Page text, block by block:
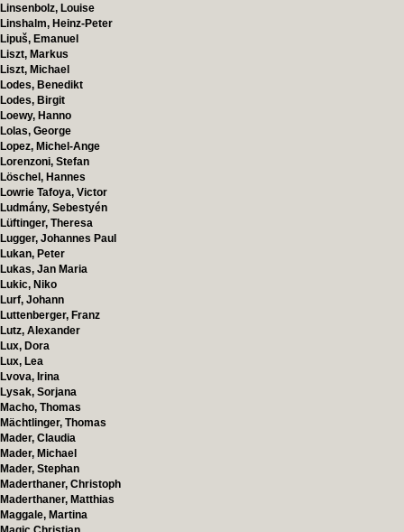
Linsenbolz, Louise
Linshalm, Heinz-Peter
Lipuš, Emanuel
Liszt, Markus
Liszt, Michael
Lodes, Benedikt
Lodes, Birgit
Loewy, Hanno
Lolas, George
Lopez, Michel-Ange
Lorenzoni, Stefan
Löschel, Hannes
Lowrie Tafoya, Victor
Ludmány, Sebestyén
Lüftinger, Theresa
Lugger, Johannes Paul
Lukan, Peter
Lukas, Jan Maria
Lukic, Niko
Lurf, Johann
Luttenberger, Franz
Lutz, Alexander
Lux, Dora
Lux, Lea
Lvova, Irina
Lysak, Sorjana
Macho, Thomas
Mächtlinger, Thomas
Mader, Claudia
Mader, Michael
Mader, Stephan
Maderthaner, Christoph
Maderthaner, Matthias
Maggale, Martina